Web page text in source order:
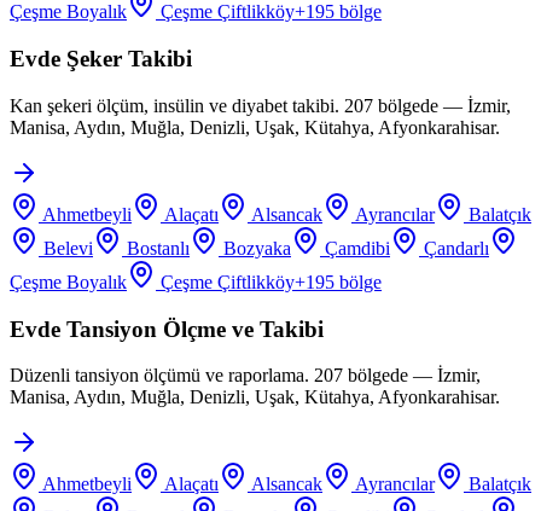
Çeşme Boyalık
Çeşme Çiftlikköy+195 bölge
Evde Şeker Takibi
Kan şekeri ölçüm, insülin ve diyabet takibi. 207 bölgede — İzmir,
Manisa, Aydın, Muğla, Denizli, Uşak, Kütahya, Afyonkarahisar.
Ahmetbeyli Alaçatı Alsancak Ayrancılar
Balatçık
Belevi
Bostanlı Bozyaka Çamdibi
Çandarlı
Çeşme Boyalık
Çeşme Çiftlikköy+195 bölge
Evde Tansiyon Ölçme ve Takibi
Düzenli tansiyon ölçümü ve raporlama. 207 bölgede — İzmir,
Manisa, Aydın, Muğla, Denizli, Uşak, Kütahya, Afyonkarahisar.
Ahmetbeyli Alaçatı Alsancak Ayrancılar
Balatçık